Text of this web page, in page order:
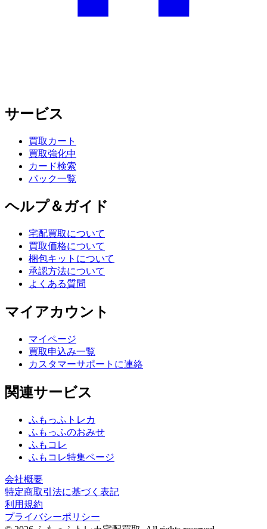
サービス
買取カート
買取強化中
カード検索
パック一覧
ヘルプ＆ガイド
宅配買取について
買取価格について
梱包キットについて
承認方法について
よくある質問
マイアカウント
マイページ
買取申込み一覧
カスタマーサポートに連絡
関連サービス
ふもっふトレカ
ふもっふのおみせ
ふもコレ
ふもコレ特集ページ
会社概要
特定商取引法に基づく表記
利用規約
プライバシーポリシー